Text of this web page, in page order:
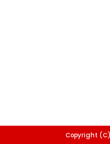
Copyright